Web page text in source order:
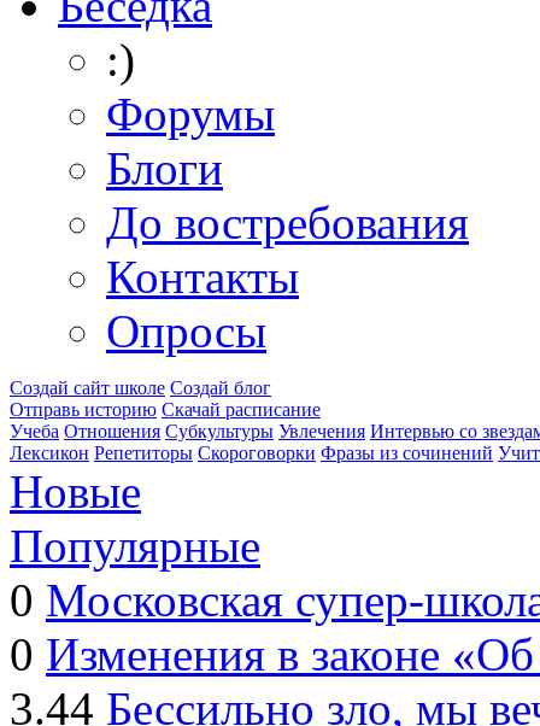
:)
Форумы
Блоги
До востребования
Контакты
Опросы
Создай сайт школе Создай блог
Отправь историю Скачай расписание
Учеба Отношения Субкультуры Увлечения Интервью со
Лексикон Репетиторы Скороговорки Фразы из сочинений
Новые
Популярные
0 Московская супер-
0 Изменения в законе
3.44 Бессильно зло, мы